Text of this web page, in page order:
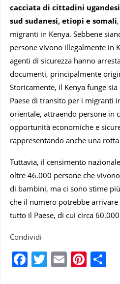
cacciata di cittadini
sud sudanesi, etiopi e somali
migranti in Kenya. Sebbene
persone vivono illegalmente in
agenti di sicurezza hanno
documenti, principalmente
Storicamente, il Kenya funge
Paese di transito per i migranti
orientale, attraendo persone in
opportunità economiche e
rappresentando anche una
Tuttavia, il censimento
oltre 46.000 persone che
di bambini, ma ci sono stime
che il numero potrebbe
tutto il Paese, di cui circa
Condividi
Facebook
Twitter
Email